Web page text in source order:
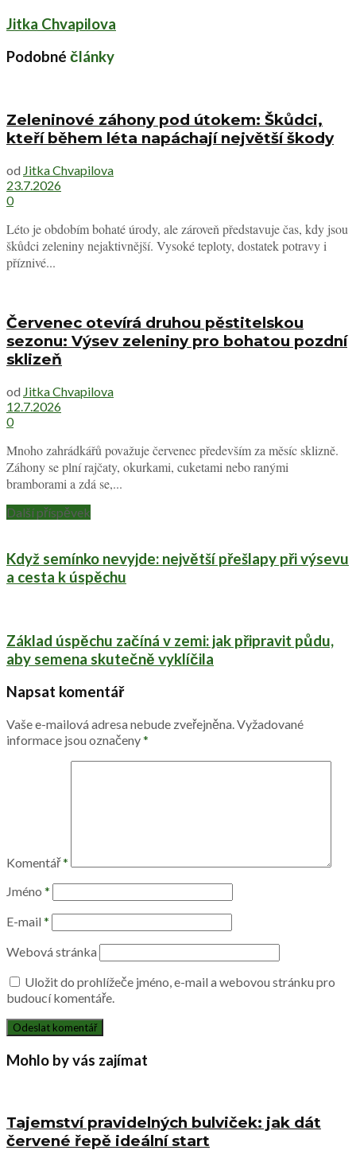
Jitka Chvapilova
Podobné články
Zeleninové záhony pod útokem: Škůdci,
kteří během léta napáchají největší škody
od Jitka Chvapilova
23.7.2026
0
Léto je obdobím bohaté úrody, ale zároveň představuje čas, kdy jsou
škůdci zeleniny nejaktivnější. Vysoké teploty, dostatek potravy i
příznivé...
Červenec otevírá druhou pěstitelskou
sezonu: Výsev zeleniny pro bohatou pozdní
sklizeň
od Jitka Chvapilova
12.7.2026
0
Mnoho zahrádkářů považuje červenec především za měsíc sklizně.
Záhony se plní rajčaty, okurkami, cuketami nebo ranými
bramborami a zdá se,...
Další příspěvek
Když semínko nevyjde: největší přešlapy při výsevu
a cesta k úspěchu
Základ úspěchu začíná v zemi: jak připravit půdu,
aby semena skutečně vyklíčila
Napsat komentář
Vaše e-mailová adresa nebude zveřejněna.Vyžadované
informace jsou označeny*
Komentář*
Jméno *
E-mail *
Webová stránka
Uložit do prohlížeče jméno, e-mail a webovou stránku pro
budoucí komentáře.
Mohlo by vás zajímat
Tajemství pravidelných bulviček: jak dát
červené řepě ideální start